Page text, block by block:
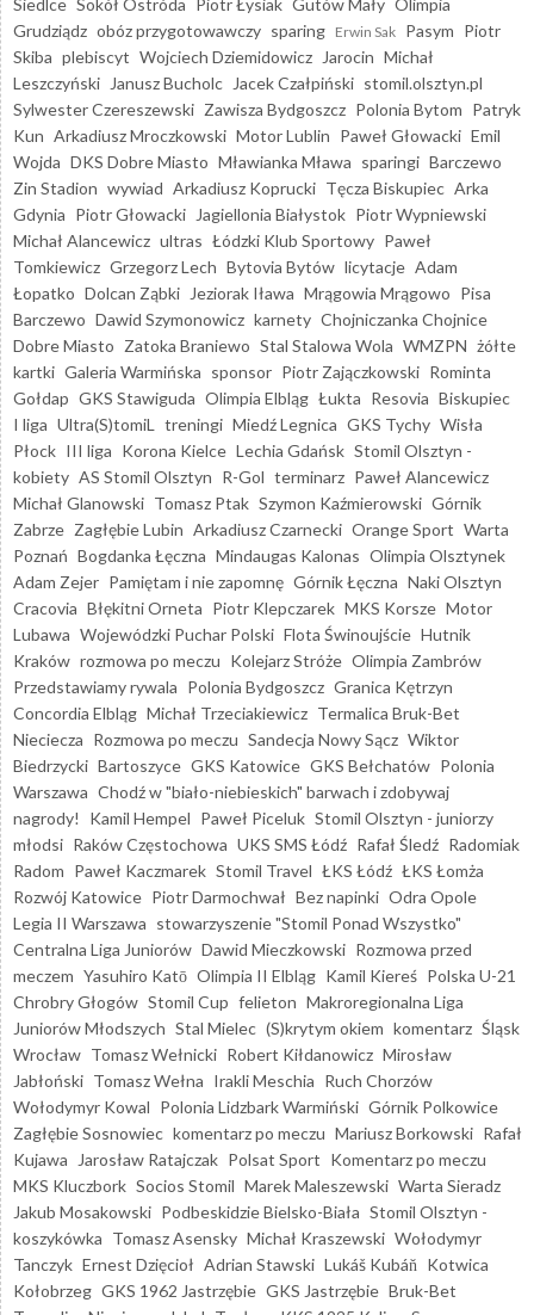
Grudziądz obóz przygotowawczy sparing Erwin Sak Pasym Piotr
Skiba plebiscyt Wojciech Dziemidowicz Jarocin Michał
Leszczyński
Janusz Bucholc Jacek Czałpiński stomil.olsztyn.pl
Sylwester Czereszewski Zawisza Bydgoszcz Polonia Bytom Patryk
Kun Arkadiusz Mroczkowski Motor Lublin Paweł Głowacki Emil
Wojda DKS Dobre Miasto Mławianka Mława sparingi Barczewo
Zin Stadion wywiad Arkadiusz Koprucki Tęcza Biskupiec Arka
Gdynia Piotr Głowacki Jagiellonia Białystok Piotr Wypniewski
Michał Alancewicz ultras Łódzki Klub Sportowy Paweł
Tomkiewicz Grzegorz Lech Bytovia Bytów licytacje Adam
Łopatko Dolcan Ząbki Jeziorak Iława Mrągowia Mrągowo Pisa
Barczewo Dawid Szymonowicz karnety Chojniczanka Chojnice
Dobre Miasto Zatoka Braniewo Stal Stalowa Wola WMZPN żółte
kartki Galeria Warmińska sponsor Piotr Zajączkowski Rominta
Gołdap GKS Stawiguda Olimpia Elbląg Łukta Resovia Biskupiec
I liga Ultra(S)tomiL treningi Miedź Legnica GKS Tychy Wisła
Płock III liga Korona Kielce Lechia Gdańsk Stomil Olsztyn -
kobiety AS Stomil Olsztyn R-Gol terminarz Paweł Alancewicz
Michał Glanowski Tomasz Ptak Szymon Kaźmierowski Górnik
Zabrze Zagłębie Lubin Arkadiusz Czarnecki Orange Sport Warta
Poznań Bogdanka Łęczna Mindaugas Kalonas Olimpia Olsztynek
Adam Zejer Pamiętam i nie zapomnę Górnik Łęczna Naki Olsztyn
Cracovia Błękitni Orneta Piotr Klepczarek MKS Korsze Motor
Lubawa Wojewódzki Puchar Polski Flota Świnoujście Hutnik
Kraków rozmowa po meczu Kolejarz Stróże Olimpia Zambrów
Przedstawiamy rywala Polonia Bydgoszcz Granica Kętrzyn
Concordia Elbląg Michał Trzeciakiewicz Termalica Bruk-Bet
Nieciecza Rozmowa po meczu Sandecja Nowy Sącz Wiktor
Biedrzycki Bartoszyce GKS Katowice GKS Bełchatów Polonia
Warszawa Chodź w "biało-niebieskich" barwach i zdobywaj
nagrody!
Kamil Hempel Paweł Piceluk Stomil Olsztyn - juniorzy
młodsi Raków Częstochowa UKS SMS Łódź Rafał Śledź Radomiak
Radom Paweł Kaczmarek Stomil Travel ŁKS Łódź ŁKS Łomża
Rozwój Katowice Piotr Darmochwał Bez napinki Odra Opole
Legia II Warszawa stowarzyszenie "Stomil Ponad Wszystko"
Centralna Liga Juniorów Dawid Mieczkowski Rozmowa przed
meczem Yasuhiro Katō Olimpia II Elbląg Kamil Kiereś Polska U-21
Chrobry Głogów Stomil Cup felieton Makroregionalna Liga
Juniorów Młodszych Stal Mielec (S)krytym okiem komentarz Śląsk
Wrocław Tomasz Wełnicki Robert Kiłdanowicz Mirosław
Jabłoński Tomasz Wełna Irakli Meschia Ruch Chorzów
Wołodymyr Kowal Polonia Lidzbark Warmiński Górnik Polkowice
Zagłębie Sosnowiec komentarz po meczu Mariusz Borkowski Rafał
Kujawa
Jarosław Ratajczak Polsat Sport Komentarz po meczu
MKS Kluczbork Socios Stomil Marek Maleszewski Warta Sieradz
Jakub Mosakowski Podbeskidzie Bielsko-Biała Stomil Olsztyn -
koszykówka Tomasz Asensky Michał Kraszewski Wołodymyr
Tanczyk Ernest Dzięcioł Adrian Stawski Lukáš Kubáň Kotwica
Kołobrzeg GKS 1962 Jastrzębie GKS Jastrzębie Bruk-Bet